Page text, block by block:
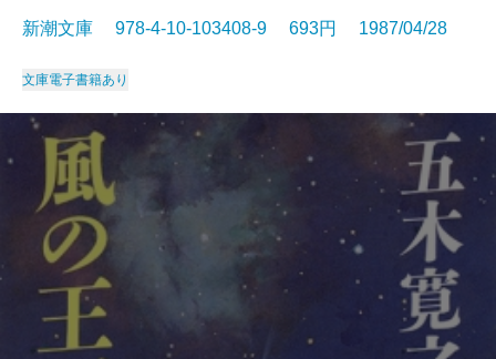
新潮文庫 978-4-10-103408-9 693円 1987/04/28
文庫電子書籍あり